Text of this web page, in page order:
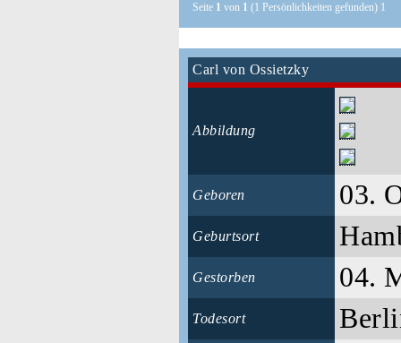
Seite 1 von 1 (1 Persönlichkeiten gefunden) 1
Carl von Ossietzky
Abbildung
Geboren 03.
Geburtsort
Gestorben 04.
Todesort